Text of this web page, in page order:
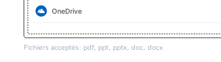
OneDrive
Fichiers acceptés: pdf, ppt, pptx, doc, docx